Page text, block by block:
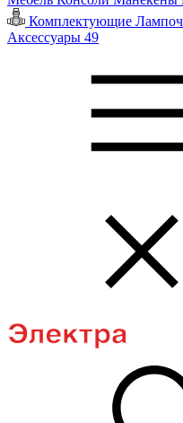
Комплектующие
Аксессуары 49